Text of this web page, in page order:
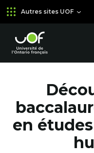
Aller
au
principal
Passer
au
Autres sites UOF
Université
en